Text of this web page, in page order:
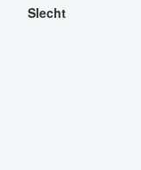
Slecht